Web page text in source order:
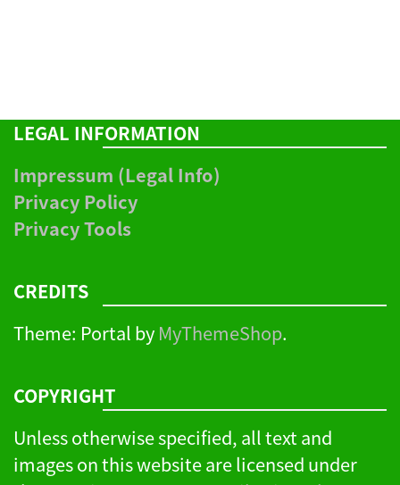
LEGAL INFORMATION
Impressum (Legal Info)
Privacy Policy
Privacy Tools
CREDITS
Theme: Portal by MyThemeShop.
COPYRIGHT
Unless otherwise specified, all text and
images on this website are licensed under